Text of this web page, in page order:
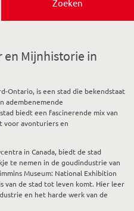
Mijnhistorie in
Ontario, is een stad die bekendstaat
adembenemende
biedt een fascinerende mix van
avonturiers en
in Canada, biedt de stad
te nemen in de goudindustrie van
Museum: National Exhibition
van de stad tot leven komt. Hier leer
en het harde werk van de